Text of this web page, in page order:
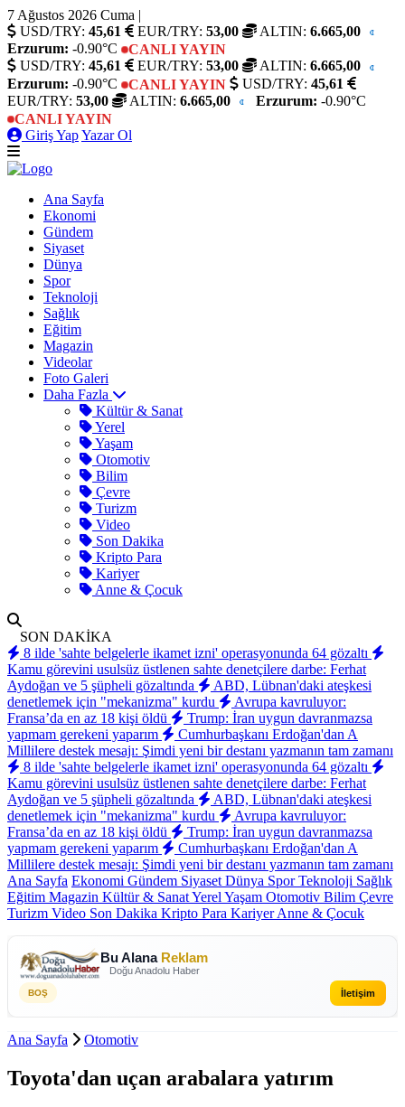
7 Ağustos 2026 Cuma |
USD/TRY: 45,61 EUR/TRY: 53,00 ALTIN: 6.665,00
Erzurum: -0.90°C
CANLI YAYIN
USD/TRY: 45,61 EUR/TRY: 53,00 ALTIN: 6.665,00
Erzurum: -0.90°C CANLI YAYIN USD/TRY: 45,61
EUR/TRY: 53,00 ALTIN: 6.665,00 Erzurum: -0.90°C
CANLI YAYIN
Giriş YapYazar Ol
Ana Sayfa
Ekonomi
Gündem
Siyaset
Dünya
Spor
Teknoloji
Sağlık
Eğitim
Magazin
Videolar
Foto Galeri
Daha Fazla
Kültür & Sanat
Yerel
Yaşam
Otomotiv
Bilim
Çevre
Turizm
Video
Son Dakika
Kripto Para
Kariyer
Anne & Çocuk
SON DAKİKA
8 ilde 'sahte belgelerle ikamet izni' operasyonunda 64 gözaltı
Kamu görevini usulsüz üstlenen sahte denetçilere darbe: Ferhat
Aydoğan ve 5 şüpheli gözaltında
ABD, Lübnan'daki ateşkesi
denetlemek için "mekanizma" kurdu
Avrupa kavruluyor:
Fransa’da en az 18 kişi öldü
Trump: İran uygun davranmazsa
yapmam gerekeni yaparım
Cumhurbaşkanı Erdoğan'dan A
Millilere destek mesajı: Şimdi yeni bir destanı yazmanın tam zamanı
8 ilde 'sahte belgelerle ikamet izni' operasyonunda 64 gözaltı
Kamu görevini usulsüz üstlenen sahte denetçilere darbe: Ferhat
Aydoğan ve 5 şüpheli gözaltında
ABD, Lübnan'daki ateşkesi
denetlemek için "mekanizma" kurdu
Avrupa kavruluyor:
Fransa’da en az 18 kişi öldü
Trump: İran uygun davranmazsa
yapmam gerekeni yaparım
Cumhurbaşkanı Erdoğan'dan A
Millilere destek mesajı: Şimdi yeni bir destanı yazmanın tam zamanı
Ana Sayfa Ekonomi Gündem Siyaset Dünya SporTeknoloji Sağlık
Eğitim Magazin Kültür & SanatYerel Yaşam Otomotiv Bilim Çevre
Turizm Video Son Dakika Kripto Para KariyerAnne & Çocuk
Bu Alana Reklam
Doğu Anadolu Haber
BOŞ İletişim
Ana Sayfa Otomotiv
Toyota'dan uçan arabalara yatırım